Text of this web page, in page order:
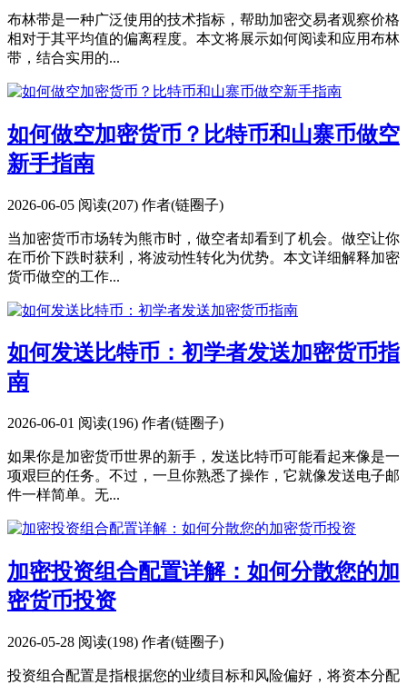
布林带是一种广泛使用的技术指标，帮助加密交易者观察价格
相对于其平均值的偏离程度。本文将展示如何阅读和应用布林
带，结合实用的...
如何做空加密货币？比特币和山寨币做空
新手指南
2026-06-05 阅读(207) 作者(链圈子)
当加密货币市场转为熊市时，做空者却看到了机会。做空让你
在币价下跌时获利，将波动性转化为优势。本文详细解释加密
货币做空的工作...
如何发送比特币：初学者发送加密货币指
南
2026-06-01 阅读(196) 作者(链圈子)
如果你是加密货币世界的新手，发送比特币可能看起来像是一
项艰巨的任务。不过，一旦你熟悉了操作，它就像发送电子邮
件一样简单。无...
加密投资组合配置详解：如何分散您的加
密货币投资
2026-05-28 阅读(198) 作者(链圈子)
投资组合配置是指根据您的业绩目标和风险偏好，将资本分配